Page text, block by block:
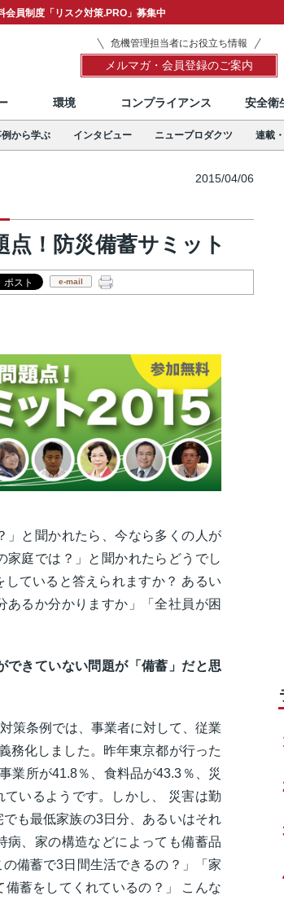
員制度「リスク対策.PRO」募集中
危機管理担当者にお役立ち情報
メルマガ・会員登録のご案内
環境 コンプライアンス 安全衛
から学ぶ インタビュー ニュープロダクツ 連載
2015/04/06
！防災備蓄サミット
e-mail
」と聞かれたら、今なら多くの人が
家庭では？」と聞かれたらどうでし
ていると答えられますか？ あるい
るか分かりますか」「全社員が困
できていない問題が「備蓄」だと思
策条例では、事業者に対して、従業
務化しました。昨年東京都が行った
業所が41.8％、食料品が43.3％、災
いるようです。しかし、 災害は勤
も最低家族の3日分、あるいはそれ
病、家の構造などによっても備蓄品
備蓄で3日間生活できるの？」「家
蓄をしてくれているの？」 こんな